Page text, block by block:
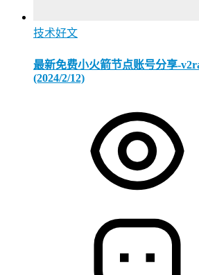
技术好文
最新免费小火箭节点账号分享-
(2024/2/12)